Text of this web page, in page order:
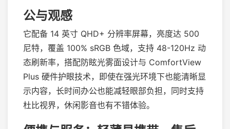
公与观感
它配备 14 英寸 QHD+ 分辨率屏幕，亮度达 500
尼特，覆盖 100% sRGB 色域，支持 48-120Hz 动
态刷新率，搭配防眩光雾面设计与 ComfortView
Plus 硬件护眼技术，即使在强光环境下也能清晰显
示内容，长时间办公也能减轻眼部负担，同时支持
杜比视界，休闲影音也有不错体验。